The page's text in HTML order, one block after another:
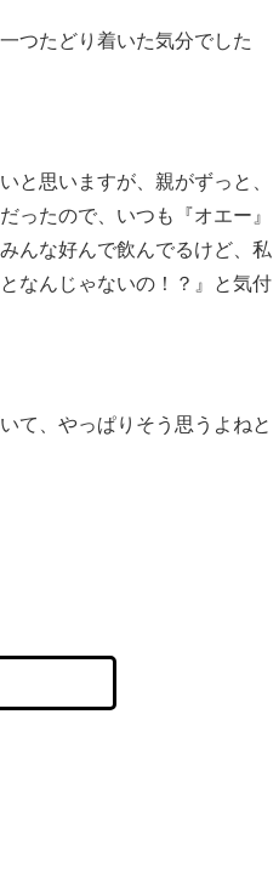
つたどり着いた気分でした
と思いますが、親がずっと、
ったので、いつも『オエー』
んな好んで飲んでるけど、私
なんじゃないの！？』と気付
て、やっぱりそう思うよねと